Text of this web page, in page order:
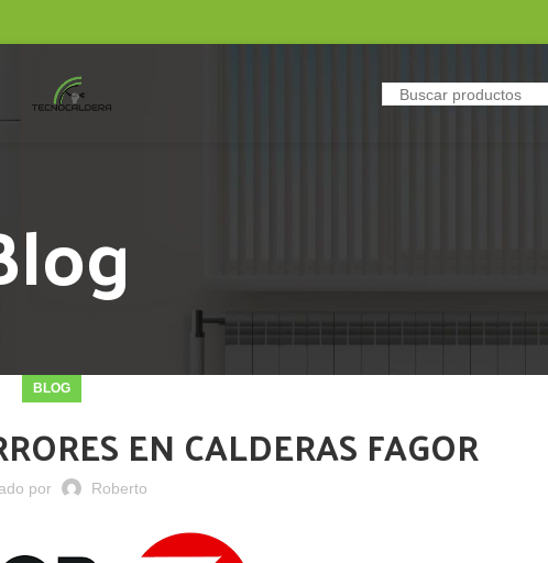
BLOG
EN CALDERAS FAGOR
por Roberto